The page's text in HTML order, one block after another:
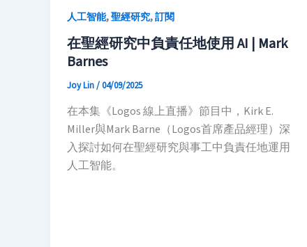
人工智能,聖經研究,訂閱
在聖經研究中負責任地使用 AI | Mark
Barnes
Joy Lin/04/09/2025
在本集《Logos 線上直播》節目中，Kirk E.
Miller與Mark Barne（Logos首席產品經理）深
入探討如何在聖經研究與事工中負責任地運用
人工智能。